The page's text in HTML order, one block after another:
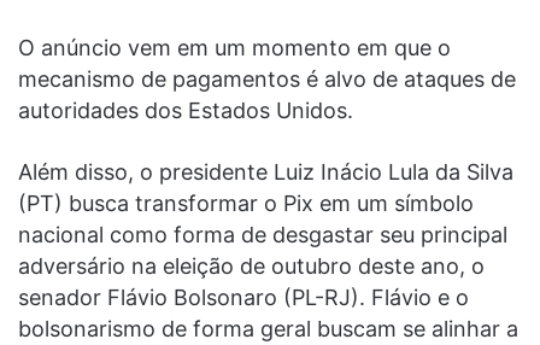
O anúncio vem em um momento em que o
mecanismo de pagamentos é alvo de ataques de
autoridades dos Estados Unidos.
Além disso, o presidente Luiz Inácio Lula da Silva
(PT) busca transformar o Pix em um símbolo
nacional como forma de desgastar seu principal
adversário na eleição de outubro deste ano, o
senador Flávio Bolsonaro (PL-RJ). Flávio e o
bolsonarismo de forma geral buscam se alinhar a